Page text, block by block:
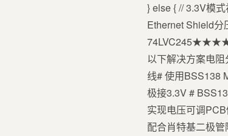
} else { // 3.3V模
Ethernet Shield
以下解决方案电
线# 使用BSS138
极接3.3V #
实现电压可调
配合肖特基二极